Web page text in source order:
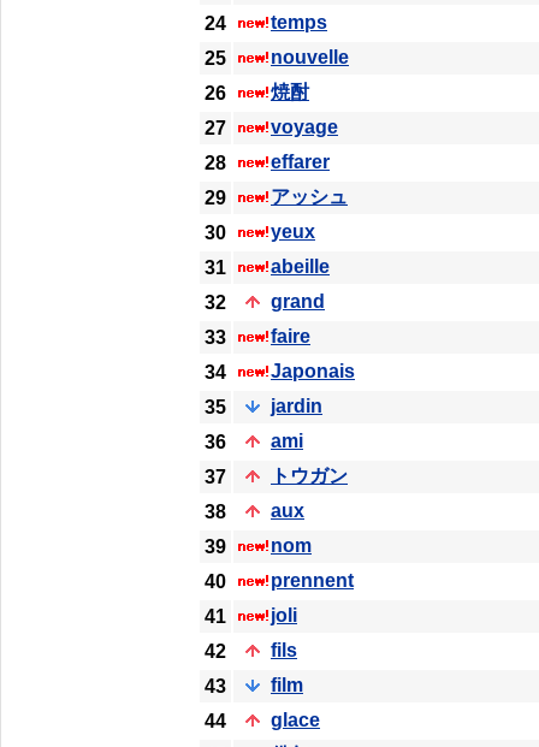
24
temps
25
nouvelle
26
焼酎
27
voyage
28
effarer
29
アッシュ
30
yeux
31
abeille
32
grand
33
faire
34
Japonais
35
jardin
36
ami
37
トウガン
38
aux
39
nom
40
prennent
41
joli
42
fils
43
film
44
glace